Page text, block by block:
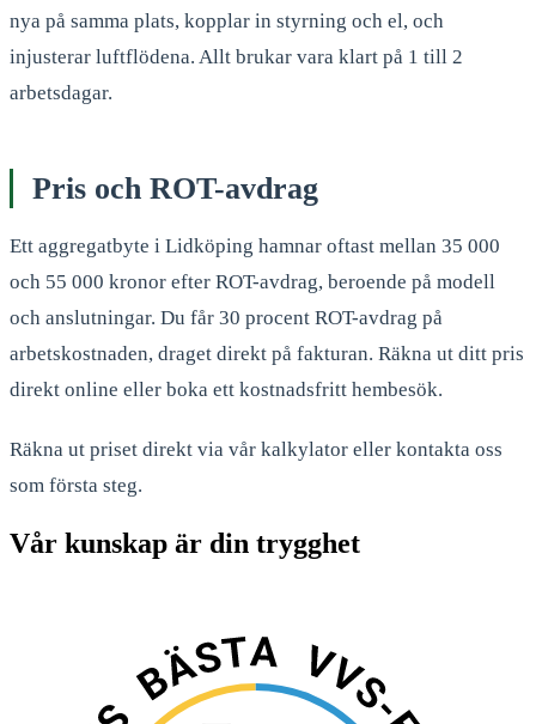
nya på samma plats, kopplar in styrning och el, och
injusterar luftflödena. Allt brukar vara klart på 1 till 2
arbetsdagar.
Pris och ROT-avdrag
Ett aggregatbyte i Lidköping hamnar oftast mellan 35 000
och 55 000 kronor efter ROT-avdrag, beroende på modell
och anslutningar. Du får 30 procent ROT-avdrag på
arbetskostnaden, draget direkt på fakturan. Räkna ut ditt pris
direkt online eller boka ett kostnadsfritt hembesök.
Räkna ut priset direkt via vår kalkylator eller kontakta oss
som första steg.
Vår kunskap är din trygghet